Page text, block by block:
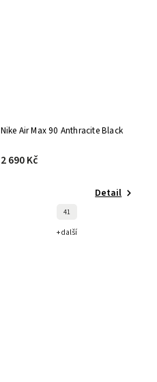
Nike Air Max 90 Anthracite Black
2 690 Kč
Detail
41
+ další